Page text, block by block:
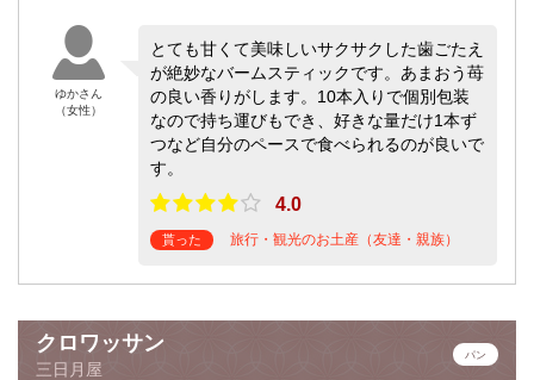
ゆかさん
（女性）
とても甘くて美味しいサクサクした歯ごたえ
が絶妙なバームスティックです。あまおう苺
の良い香りがします。10本入りで個別包装
なので持ち運びもでき、好きな量だけ1本ず
つなど自分のペースで食べられるのが良いで
す。
4.0
貰った 旅行・観光のお土産（友達・親族）
クロワッサン
三日月屋
パン